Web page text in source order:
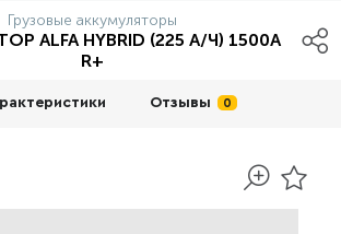
Грузовые аккумуляторы
ALFA HYBRID (225 A/Ч) 1500A
R+
Отзывы 0